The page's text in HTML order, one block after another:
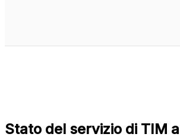
Stato del servizio di TIM